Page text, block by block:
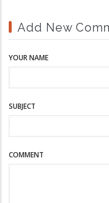
Add New
YOUR NAME
SUBJECT
COMMENT